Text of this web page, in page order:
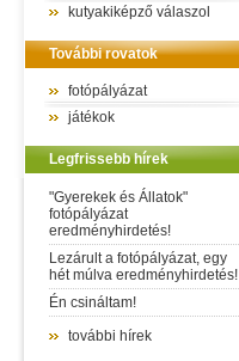
kutyakiképző válaszol
További rovatok
fotópályázat
játékok
Legfrissebb hírek
"Gyerekek és Állatok"
fotópályázat
eredményhirdetés!
Lezárult a fotópályázat, egy
hét múlva eredményhirdetés!
Én csináltam!
további hírek